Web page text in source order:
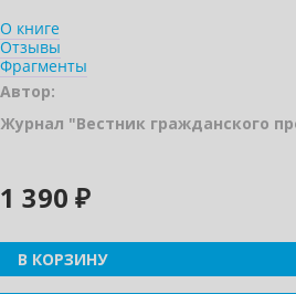
О книге
Отзывы
Фрагменты
Автор:
Журнал "Вестник гражданского
1 390 ₽
В КОРЗИНУ